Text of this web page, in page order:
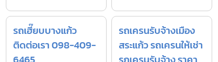
รถเฮี๊ยบบางแก้ว
ติดต่อเรา 098-409-
รถเครนรับจ้างเมือง
สระแก้ว รถเครนให้เช่า